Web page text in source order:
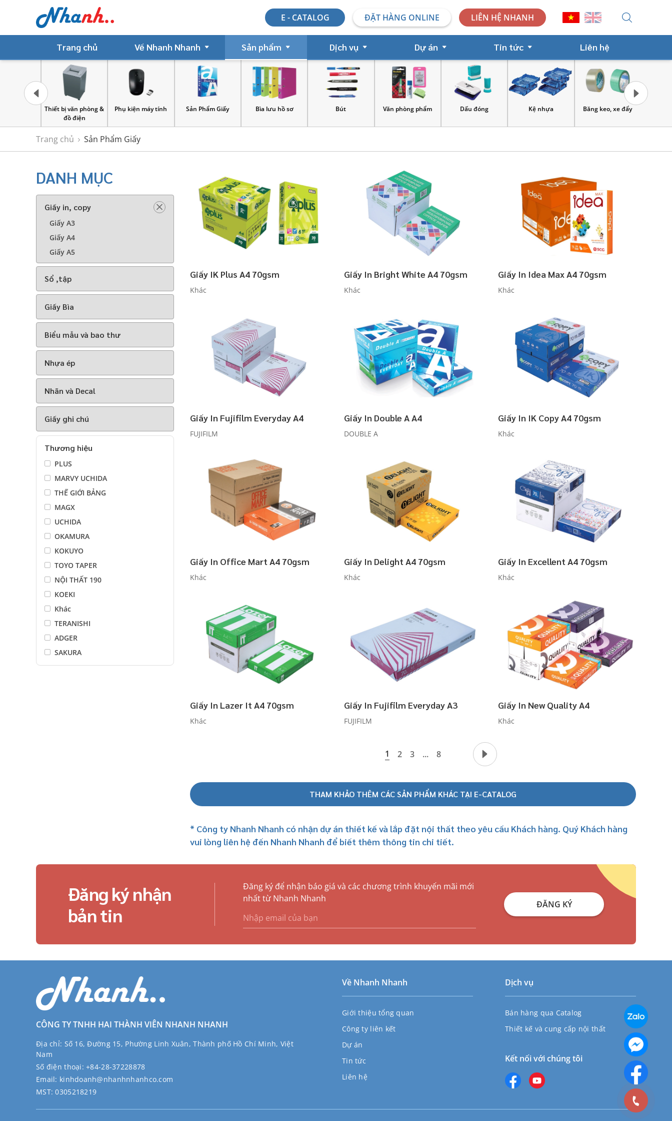
E - CATALOG ĐẶT HÀNG ONLINE LIÊN HỆ NHANH
Trang chủ Về Nhanh Nhanh Sản phẩm Dịch vụ Dự án Tin tức Liên hệ
Thiết bị văn phòng &
đồ điện
Phụ kiện máy tính Sản Phẩm Giấy Bìa lưu hồ sơ Bút Văn phòng phẩm Dấu đóng Kệ nhựa Băng keo, xe đẩy
Trang chủ Sản Phẩm Giấy
DANH MỤC
Giấy in, copy
Giấy A3
Giấy A4
Giấy A5
Sổ ,tập
Giấy Bìa
Biểu mẫu và bao thư
Nhựa ép
Nhãn và Decal
Giấy ghi chú
Thương hiệu
PLUS
MARVY UCHIDA
THẾ GIỚI BẢNG
MAGX
UCHIDA
OKAMURA
KOKUYO
TOYO TAPER
NỘI THẤT 190
KOEKI
Khác
TERANISHI
ADGER
SAKURA
PENTEL
KAO
KONISHI
WELCO
HIKOKI
COMIX
ELECOM
KING JIM
PHÚC LONG
POCARI
Giấy IK Plus A4 70gsm
Khác
Giấy In Bright White A4 70gsm
Khác
Giấy In Idea Max A4 70gsm
Khác
Giấy In Fujifilm Everyday A4
FUJIFILM
Giấy In Double A A4
DOUBLE A
Giấy In IK Copy A4 70gsm
Khác
Giấy In Office Mart A4 70gsm
Khác
Giấy In Delight A4 70gsm
Khác
Giấy In Excellent A4 70gsm
Khác
Giấy In Lazer It A4 70gsm
Khác
Giấy In Fujifilm Everyday A3
FUJIFILM
Giấy In New Quality A4
Khác
1 2 3 ... 8
THAM KHẢO THÊM CÁC SẢN PHẨM KHÁC TẠI E-CATALOG
* Công ty Nhanh Nhanh có nhận dự án thiết kế và lắp đặt nội thất theo yêu cầu Khách hàng. Quý Khách hàng
vui lòng liên hệ đến Nhanh Nhanh để biết thêm thông tin chi tiết.
Đăng ký nhận
bản tin
Đăng ký để nhận báo giá và các chương trình khuyến mãi mới
nhất từ Nhanh Nhanh
ĐĂNG KÝ
CÔNG TY TNHH HAI THÀNH VIÊN NHANH NHANH
Địa chỉ: Số 16, Đường 15, Phường Linh Xuân, Thành phố Hồ Chí Minh, Việt
Nam
Số điện thoại:+84-28-37228878
Email: kinhdoanh@nhanhnhanhco.com
MST:0305218219
Về Nhanh Nhanh
Giới thiệu tổng quan
Công ty liên kết
Dự án
Tin tức
Liên hệ
Dịch vụ
Bán hàng qua Catalog
Thiết kế và cung cấp nội thất
Kết nối với chúng tôi